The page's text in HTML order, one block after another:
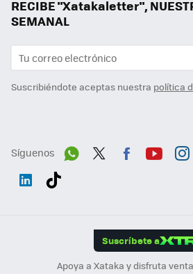
RECIBE "Xatakaletter",
SEMANAL
Suscribiéndote aceptas nuestra política
Síguenos
Suscríbete a
Apoya a Xataka y disfruta